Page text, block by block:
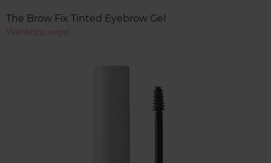
The Brow Fix Tinted Eyebrow Gel
Wenkbrauwgel